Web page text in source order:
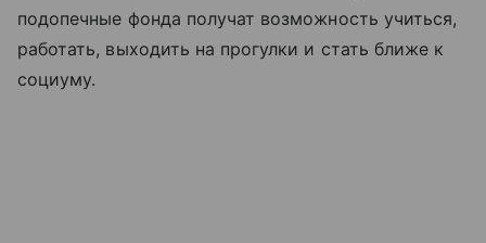
подопечные фонда получат возможность учиться,
работать, выходить на прогулки и стать ближе к
социуму.